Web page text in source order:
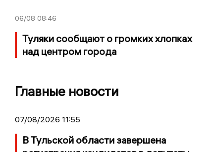
06/08 08:46
Туляки сообщают о громких хлопках
над центром города
Главные новости
07/08/2026 11:55
В Тульской области завершена